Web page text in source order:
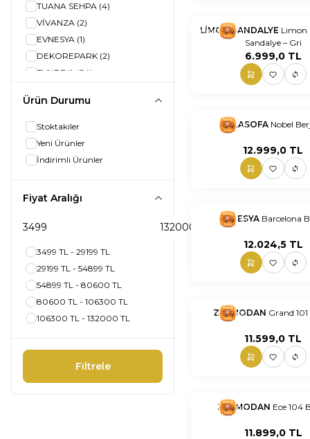
TUANA SEHPA (4)
VİVANZA (2)
EVNESYA (1)
DEKOREPARK (2)
EVNESYA (24)
LİMON SANDALYE
Ürün Durumu
Stoktakiler
Yeni Ürünler
İndirimli Ürünler
Fiyat Aralığı
3499 TL - 29199 TL
29199 TL - 54899 TL
54899 TL - 80600 TL
80600 TL - 106300 TL
106300 TL - 132000 TL
Filtrele
nnnnn nn
LİMON SANDALYE Limon
Sandalye – Gri
6.999,0TL
nn
ALASOFA Nobel
12.999,0 TL
nn
EVNESYA Barcelona
12.024,5TL
nnnnn nn
ZERMODAN Grand
11.599,0 TL
nnnnn nn
ZERMODAN Ece 104
11.899,0TL